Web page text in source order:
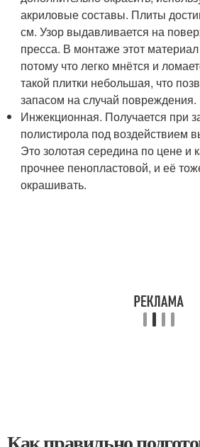
акриловые составы. Плиты
см. Узор выдавливается на
пресса. В монтаже этот
потому что легко мнётся и
такой плитки небольшая, что
запасом на случай повреждения.
Инжекционная. Получается при
полистирола под воздействием
Это золотая середина по цене и
прочнее пенопластовой, и её
окрашивать.